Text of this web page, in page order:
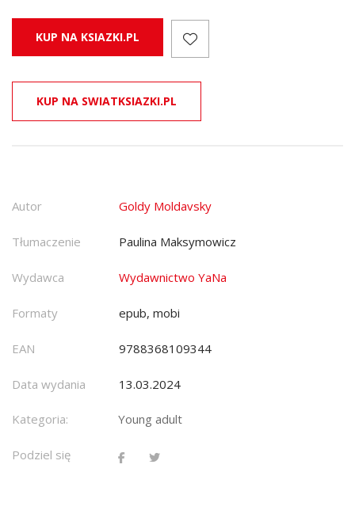
KUP NA KSIAZKI.PL
KUP NA SWIATKSIAZKI.PL
Autor Goldy Moldavsky
Tłumaczenie Paulina Maksymowicz
Wydawca Wydawnictwo YaNa
Formaty epub, mobi
EAN 9788368109344
Data wydania 13.03.2024
Kategoria: Young adult
Podziel się